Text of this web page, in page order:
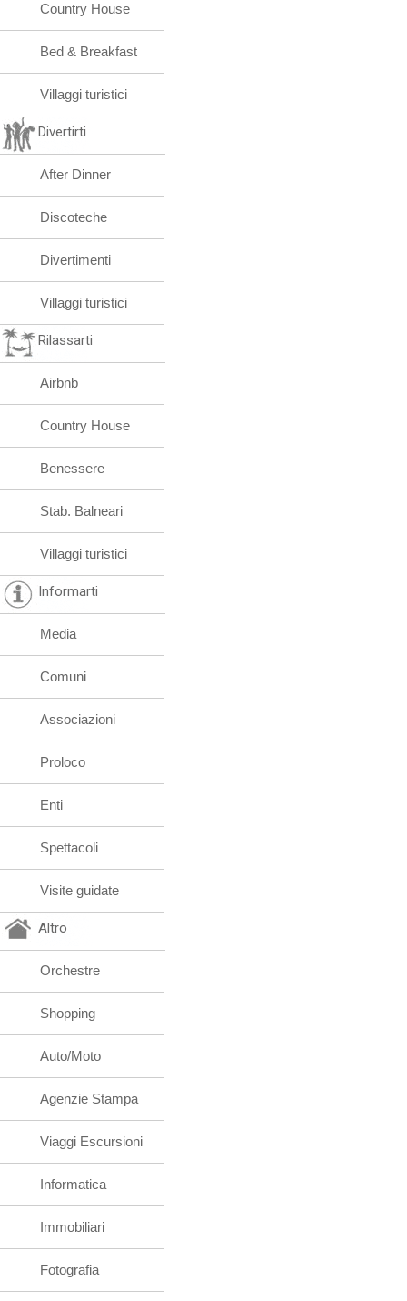
Country House
Bed & Breakfast
Villaggi turistici
Divertirti
After Dinner
Discoteche
Divertimenti
Villaggi turistici
Rilassarti
Airbnb
Country House
Benessere
Stab. Balneari
Villaggi turistici
Informarti
Media
Comuni
Associazioni
Proloco
Enti
Spettacoli
Visite guidate
Altro
Orchestre
Shopping
Auto/Moto
Agenzie Stampa
Viaggi Escursioni
Informatica
Immobiliari
Fotografia